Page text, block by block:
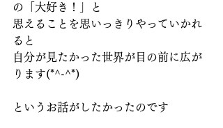
の「大好き！」と
思えることを思いっきりやっていかれ
ると
自分が見たかった世界が目の前に広が
ります(*^-^*)
というお話がしたかったのです